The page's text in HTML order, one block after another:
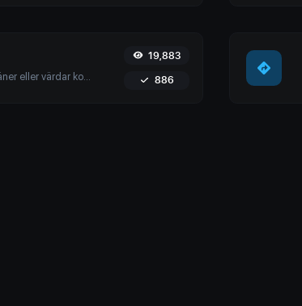
Identifiera doWhois Lookupdomäner eller värdar kopplade till en specifik IP-adress. Få detaljerad information om värden kopplad till en given IP.
19,883
886